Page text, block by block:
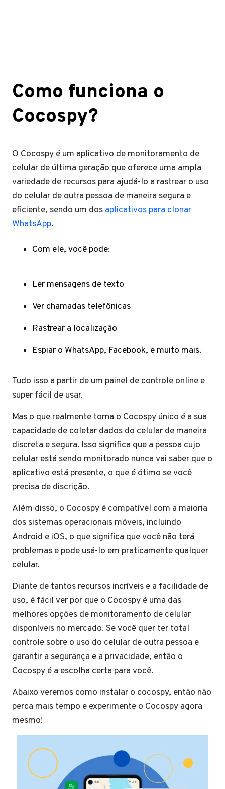
Como funciona o
Cocospy?
O Cocospy é um aplicativo de monitoramento de
celular de última geração que oferece uma ampla
variedade de recursos para ajudá-lo a rastrear o uso
do celular de outra pessoa de maneira segura e
eficiente, sendo um dosaplicativos para clonar
WhatsApp.
Com ele, você pode:
Ler mensagens de texto
Ver chamadas telefônicas
Rastrear a localização
Espiar o WhatsApp, Facebook, e muito mais.
Tudo isso a partir de um painel de controle online e
super fácil de usar.
Mas o que realmente torna o Cocospy único é a sua
capacidade de coletar dados do celular de maneira
discreta e segura. Isso significa que a pessoa cujo
celular está sendo monitorado nunca vai saber que o
aplicativo está presente, o que é ótimo se você
precisa de discrição.
Além disso, o Cocospy é compatível com a maioria
dos sistemas operacionais móveis, incluindo
Android e iOS, o que significa que você não terá
problemas e pode usá-lo em praticamente qualquer
celular.
Diante de tantos recursos incríveis e a facilidade de
uso, é fácil ver por que o Cocospy é uma das
melhores opções de monitoramento de celular
disponíveis no mercado. Se você quer ter total
controle sobre o uso do celular de outra pessoa e
garantir a segurança e a privacidade, então o
Cocospy é a escolha certa para você.
Abaixo veremos como instalar o cocospy, então não
perca mais tempo e experimente o Cocospy agora
mesmo!